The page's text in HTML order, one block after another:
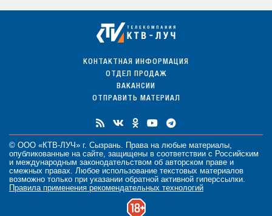
КОНТАКТНАЯ ИНФОРМАЦИЯ
ОТДЕЛ ПРОДАЖ
ВАКАНСИИ
ОТПРАВИТЬ МАТЕРИАЛ
© ООО «КТВ-ЛУЧ» г. Сызрань. Права на любые материалы
опубликованные на сайте, защищены в соответствии с Российским
и международным законодательством об авторском праве и
смежных правах. Любое использование текстовых материалов
возможно только при указании обратной активной гиперссылки.
Правила применения рекомендательных технологий